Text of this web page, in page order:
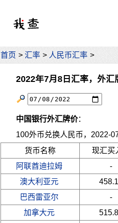
首页 > 汇率 > 人民币汇率 >
2022年7月8日汇率，外汇
中国银行外汇牌价：
100外币兑换人民币，2022-07-
货币名称
现汇买
阿联酋迪拉姆
-
澳大利亚元
巴西雷亚尔
-
加拿大元